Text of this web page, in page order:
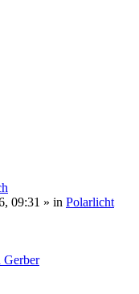
09:31 » in Polarlicht
Gerber